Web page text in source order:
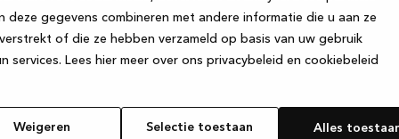
deze gegevens combineren met andere informatie die u aan ze
of die ze hebben verzameld op basis van uw gebruik
services. Lees hier meer over ons privacybeleid en cookiebeleid
Weigeren Selectie toestaan Alles
has occurred while loadingwww.kvik.nl (see the